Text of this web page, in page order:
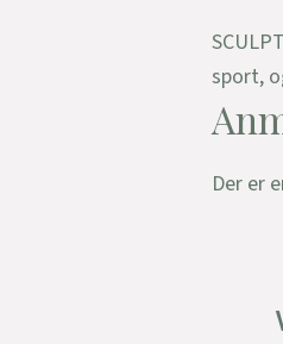
sport,
Der er